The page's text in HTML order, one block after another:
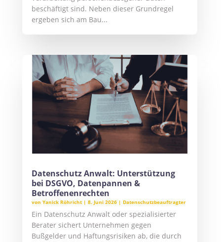
beschäftigt sind. Neben dieser Grundregel
ergeben sich am Bau...
Datenschutz Anwalt: Unterstützung
bei DSGVO, Datenpannen &
Betroffenenrechten
von Yanick Röhricht| 8. Juni 2026| Datenschutzbeauftragter
Ein Datenschutz Anwalt oder spezialisierter
Berater sichert Unternehmen gegen
Bußgelder und Haftungsrisiken ab, die durch